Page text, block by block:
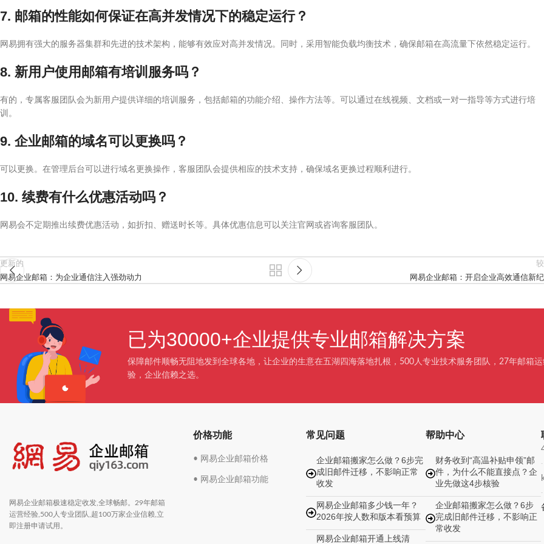
7. 邮箱的性能如何保证在高并发情况下的稳定运行？
网易拥有强大的服务器集群和先进的技术架构，能够有效应对高并发情况。同时，采用智能负载均衡技术，确保邮箱在高流量下依然稳定运行。
8. 新用户使用邮箱有培训服务吗？
有的，专属客服团队会为新用户提供详细的培训服务，包括邮箱的功能介绍、操作方法等。可以通过在线视频、文档或一对一指导等方式进行培
训。
9. 企业邮箱的域名可以更换吗？
可以更换。在管理后台可以进行域名更换操作，客服团队会提供相应的技术支持，确保域名更换过程顺利进行。
10. 续费有什么优惠活动吗？
网易会不定期推出续费优惠活动，如折扣、赠送时长等。具体优惠信息可以关注官网或咨询客服团队。
更新的
网易企业邮箱：为企业通信注入强劲动力 网易企业邮箱：开启企业高效通信新
已为30000+企业提供专业邮箱解决方案
保障邮件顺畅无阻地发到全球各地，让企业的生意在五湖四海落地扎根，500人专业技术服务团队，27年邮箱
验，企业信赖之选。
网易企业邮箱极速稳定收发,全球畅邮。29年邮箱
运营经验,500人专业团队,超100万家企业信赖,立
即注册申请试用。
价格功能
• 网易企业邮箱价格
• 网易企业邮箱功能
常见问题
企业邮箱搬家怎么做？6步完
成旧邮件迁移，不影响正常
收发
网易企业邮箱多少钱一年？
2026年按人数和版本看预算
网易企业邮箱开通上线清
帮助中心
财务收到“高温补贴申领”邮
件，为什么不能直接点？企
业先做这4步核验
企业邮箱搬家怎么做？6步
完成旧邮件迁移，不影响正
常收发